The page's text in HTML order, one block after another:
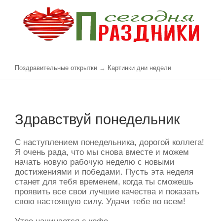
Поздравительные открытки → Картинки дни недели
Здравствуй понедельник
С наступлением понедельника, дорогой коллега!
Я очень рада, что мы снова вместе и можем
начать новую рабочую неделю с новыми
достижениями и победами. Пусть эта неделя
станет для тебя временем, когда ты сможешь
проявить все свои лучшие качества и показать
свою настоящую силу. Удачи тебе во всем!